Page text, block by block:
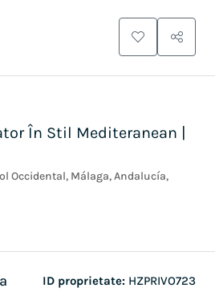
În Stil Mediteranean |
Occidental, Málaga, Andalucía,
ID proprietate: HZPRIVO723